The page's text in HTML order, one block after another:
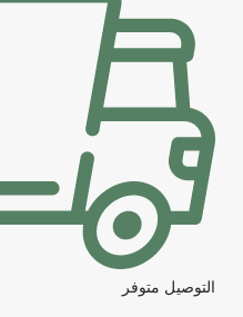
التوصيل متوفر